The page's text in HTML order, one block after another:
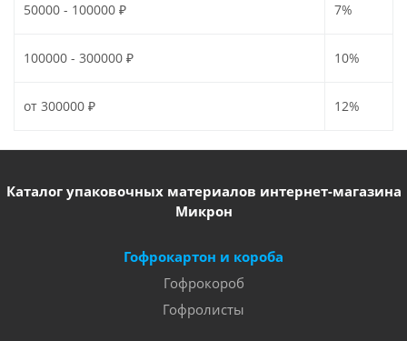
50000 - 100000 ₽ 7%
100000 - 300000 ₽ 10%
от 300000 ₽ 12%
Каталог упаковочных материалов интернет-магазина
Микрон
Гофрокартон и короба
Гофрокороб
Гофролисты